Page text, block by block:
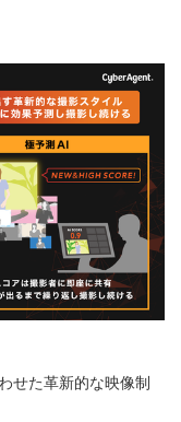
せた革新的な映像制